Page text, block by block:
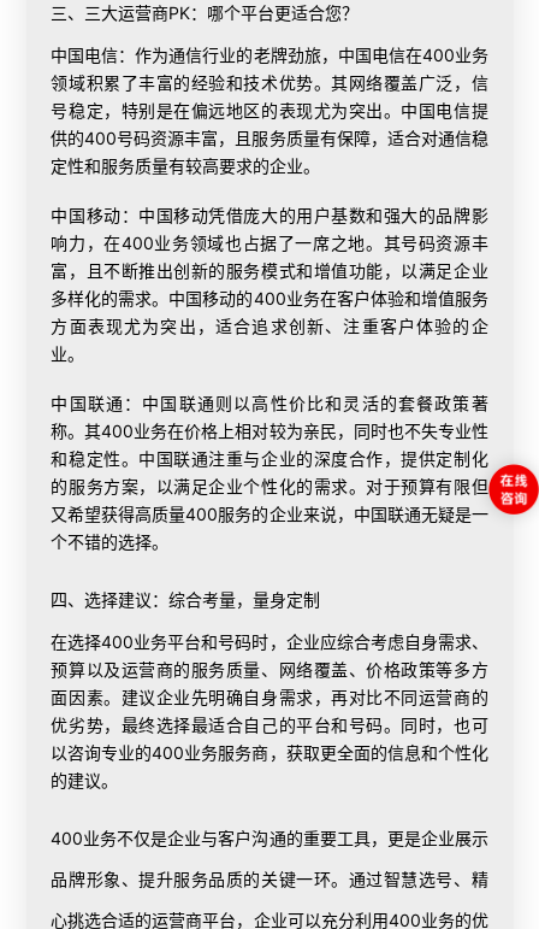
三、三大运营商PK：哪个平台更适合您？
中国电信：作为通信行业的老牌劲旅，中国电信在400业务
领域积累了丰富的经验和技术优势。其网络覆盖广泛，信
号稳定，特别是在偏远地区的表现尤为突出。中国电信提
供的400号码资源丰富，且服务质量有保障，适合对通信稳
定性和服务质量有较高要求的企业。
中国移动：中国移动凭借庞大的用户基数和强大的品牌影
响力，在400业务领域也占据了一席之地。其号码资源丰
富，且不断推出创新的服务模式和增值功能，以满足企业
多样化的需求。中国移动的400业务在客户体验和增值服务
方面表现尤为突出，适合追求创新、注重客户体验的企
业。
中国联通：中国联通则以高性价比和灵活的套餐政策著
称。其400业务在价格上相对较为亲民，同时也不失专业性
和稳定性。中国联通注重与企业的深度合作，提供定制化
的服务方案，以满足企业个性化的需求。对于预算有限但
又希望获得高质量400服务的企业来说，中国联通无疑是一
个不错的选择。
四、选择建议：综合考量，量身定制
在选择400业务平台和号码时，企业应综合考虑自身需求、
预算以及运营商的服务质量、网络覆盖、价格政策等多方
面因素。建议企业先明确自身需求，再对比不同运营商的
优劣势，最终选择最适合自己的平台和号码。同时，也可
以咨询专业的400业务服务商，获取更全面的信息和个性化
的建议。
400业务不仅是企业与客户沟通的重要工具，更是企业展示
品牌形象、提升服务品质的关键一环。通过智慧选号、精
心挑选合适的运营商平台，企业可以充分利用400业务的优